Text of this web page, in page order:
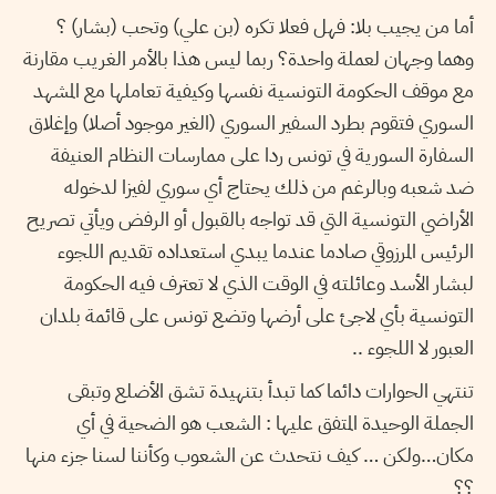
أما من يجيب بلا: فهل فعلا تكره (بن علي) وتحب (بشار) ؟
وهما وجهان لعملة واحدة؟ ربما ليس هذا بالأمر الغريب مقارنة
مع موقف الحكومة التونسية نفسها وكيفية تعاملها مع المشهد
السوري فتقوم بطرد السفير السوري (الغير موجود أصلا) وإغلاق
السفارة السورية في تونس ردا على ممارسات النظام العنيفة
ضد شعبه وبالرغم من ذلك يحتاج أي سوري لفيزا لدخوله
الأراضي التونسية التي قد تواجه بالقبول أو الرفض ويأتي تصريح
الرئيس المرزوقي صادما عندما يبدي استعداده تقديم اللجوء
لبشار الأسد وعائلته في الوقت الذي لا تعترف فيه الحكومة
التونسية بأي لاجئ على أرضها وتضع تونس على قائمة بلدان
العبور لا اللجوء ..
تنتهي الحوارات دائما كما تبدأ بتنهيدة تشق الأضلع وتبقى
الجملة الوحيدة المتفق عليها : الشعب هو الضحية في أي
مكان…ولكن … كيف نتحدث عن الشعوب وكأننا لسنا جزء منها
؟؟